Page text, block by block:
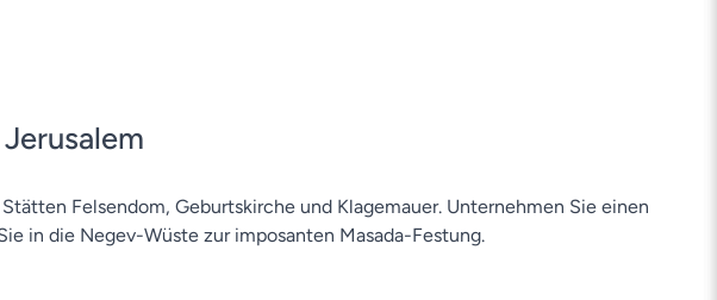
Felsendom, Geburtskirche und Klagemauer. Unternehmen Sie einen
in die Negev-Wüste zur imposanten Masada-Festung.